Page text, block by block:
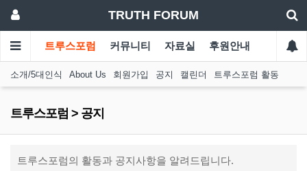
TRUTH FORUM
트루스포럼 커뮤니티 자료실 후원안내
소개/5대인식 About Us 회원가입 공지 캘린더 트루스포럼 활동
트루스포럼 > 공지
트루스포럼의 활동과 공지사항을 알려드립니다.